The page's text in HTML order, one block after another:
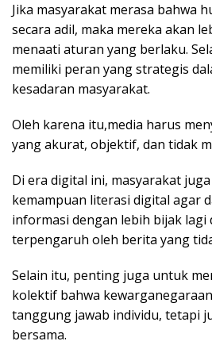
Jika masyarakat merasa bahwa
secara adil, maka mereka akan
menaati aturan yang berlaku.
memiliki peran yang strategis
kesadaran masyarakat.
Oleh karena itu,media harus
yang akurat, objektif, dan tidak
Di era digital ini, masyarakat
kemampuan literasi digital agar
informasi dengan lebih bijak lagi
terpengaruh oleh berita yang
Selain itu, penting juga untuk
kolektif bahwa
tanggung jawab individu, tetapi
bersama.